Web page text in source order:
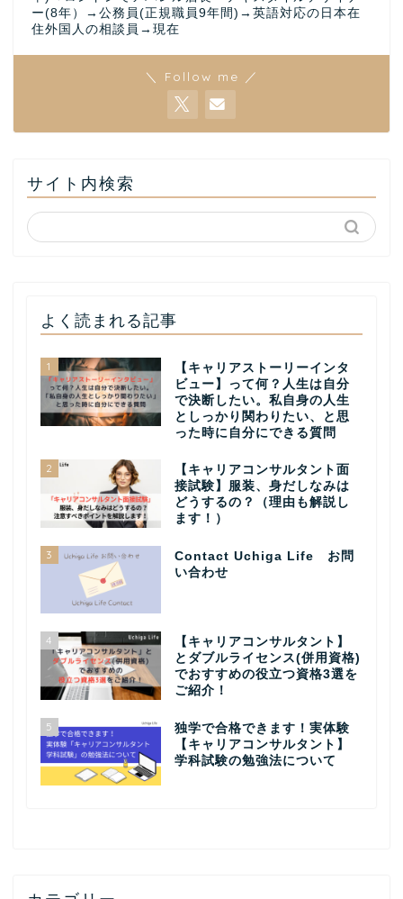
ー(8年）→公務員(正規職員9年間)→英語対応の日本在
住外国人の相談員→現在
＼ Follow me ／
サイト内検索
よく読まれる記事
1
【キャリアストーリーインタ
ビュー】って何？人生は自分
で決断したい。私自身の人生
としっかり関わりたい、と思
った時に自分にできる質問
2
【キャリアコンサルタント面
接試験】服装、身だしなみは
どうするの？（理由も解説し
ます！）
3
Contact Uchiga Life お問
い合わせ
4
【キャリアコンサルタント】
とダブルライセンス(併用資格)
でおすすめの役立つ資格3選を
ご紹介！
5
独学で合格できます！実体験
【キャリアコンサルタント】
学科試験の勉強法について